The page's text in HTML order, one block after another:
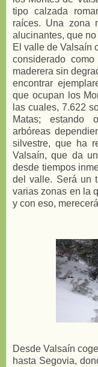
tipo calzada
raíces. Una zona
alucinantes, que
El valle de Valsaín
considerado
maderera sin
encontrar
que ocupan los
las cuales, 7.622
Matas; estando
arbóreas
silvestre, que ha
Valsaín, que da
desde tiempos
del valle. Será un
varias zonas en la
y con eso,
Desde Valsaín
hasta Segovia,